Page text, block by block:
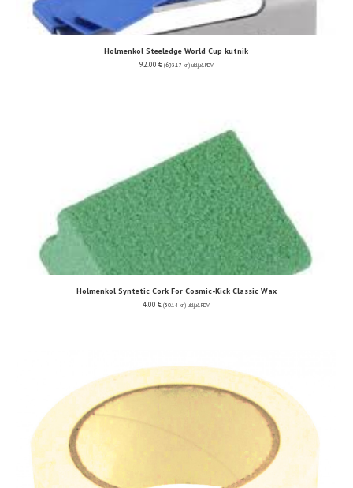
Holmenkol Steeledge World Cup kutnik
92.00 € (693.17 kn) uključ. PDV
Holmenkol Syntetic Cork For Cosmic-Kick Classic Wax
4.00 € (30.14 kn) uključ. PDV